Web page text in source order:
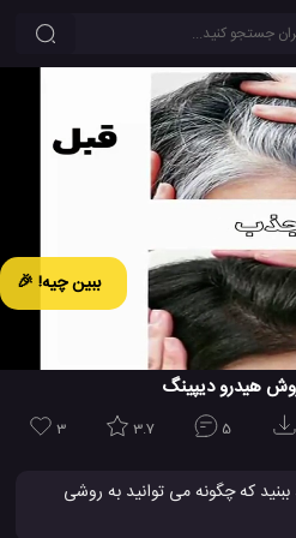
ببین چیه! 🎉
هیدرو دیپینگ
3 3.7 5
که چگونه می توانید به روشی
اصل به روش دلخواه خود سفارشی